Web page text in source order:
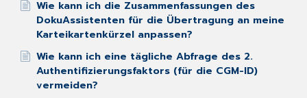
Wie kann ich die Zusammenfassungen des
DokuAssistenten für die Übertragung an meine
Karteikartenkürzel anpassen?
Wie kann ich eine tägliche Abfrage des 2.
Authentifizierungsfaktors (für die CGM-ID)
vermeiden?